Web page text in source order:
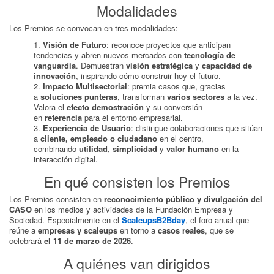
Modalidades
Los Premios se convocan en tres modalidades:
Visión de Futuro: reconoce proyectos que anticipan
tendencias y abren nuevos mercados con tecnología de
vanguardia. Demuestran visión estratégica y capacidad de
innovación, inspirando cómo construir hoy el futuro.
Impacto Multisectorial: premia casos que, gracias
a soluciones punteras, transforman varios sectores a la vez.
Valora el efecto demostración y su conversión
en referencia para el entorno empresarial.
Experiencia de Usuario: distingue colaboraciones que sitúan
a cliente, empleado o ciudadano en el centro,
combinando utilidad, simplicidad y valor humano en la
interacción digital.
En qué consisten los Premios
Los Premios consisten en reconocimiento público y divulgación del
CASO en los medios y actividades de la Fundación Empresa y
Sociedad. Especialmente en el ScaleupsB2Bday, el foro anual que
reúne a empresas y scaleups en torno a casos reales, que se
celebrará el 11 de marzo de 2026.
A quiénes van dirigidos